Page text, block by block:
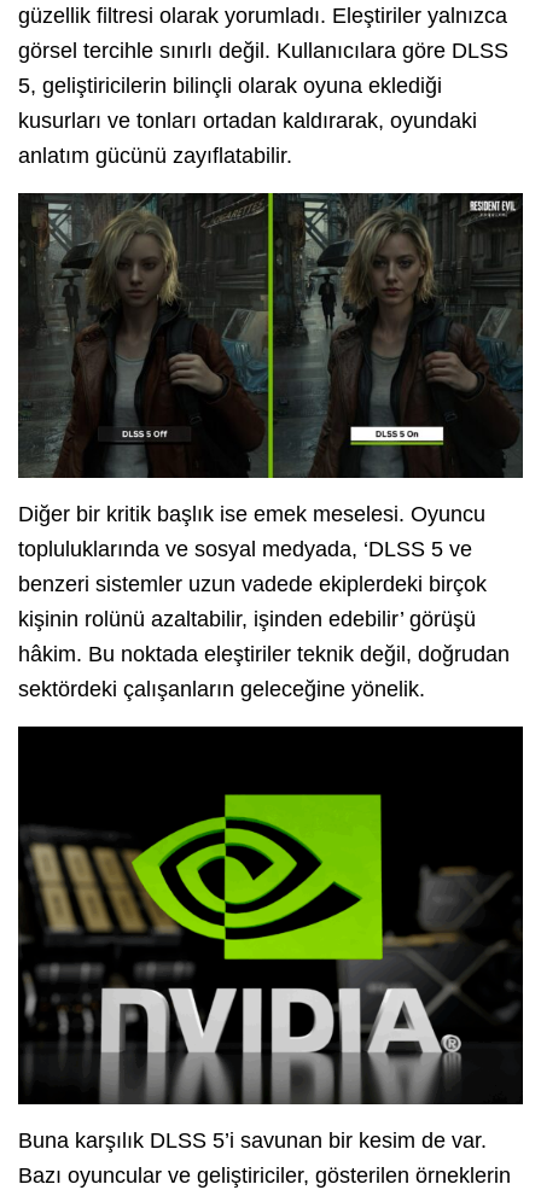
güzellik filtresi olarak yorumladı. Eleştiriler yalnızca
görsel tercihle sınırlı değil. Kullanıcılara göre DLSS
5, geliştiricilerin bilinçli olarak oyuna eklediği
kusurları ve tonları ortadan kaldırarak, oyundaki
anlatım gücünü zayıflatabilir.
Diğer bir kritik başlık ise emek meselesi. Oyuncu
topluluklarında ve sosyal medyada, ‘DLSS 5 ve
benzeri sistemler uzun vadede ekiplerdeki birçok
kişinin rolünü azaltabilir, işinden edebilir’ görüşü
hâkim. Bu noktada eleştiriler teknik değil, doğrudan
sektördeki çalışanların geleceğine yönelik.
Buna karşılık DLSS 5’i savunan bir kesim de var.
Bazı oyuncular ve geliştiriciler, gösterilen örneklerin